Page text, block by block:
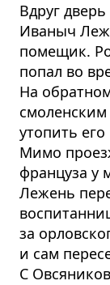
Вдруг
Иваныч
помещик.
попал во
На
утопить
Мимо
француза у
Лежень
за
и сам
С